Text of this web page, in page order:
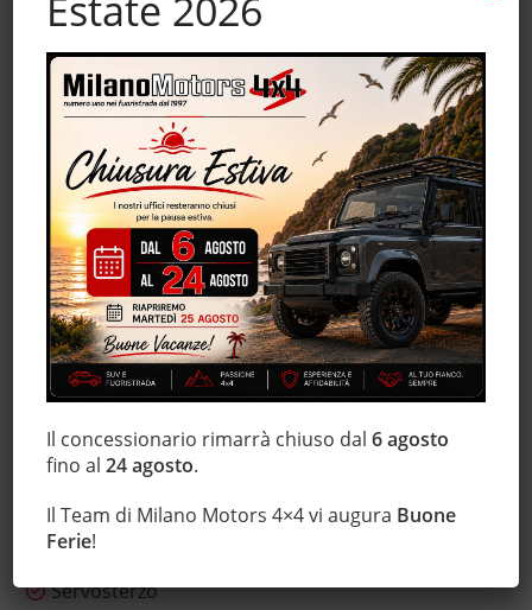
Chiusura centralizzata telecomandata
Climatizzatore
Controllo automatico clima
Controllo trazione
ESP
Fendinebbia
Hill holder
Immobilizzatore elettronico
Interni in pelle
Isofix
Leve al volante
Luci diurne
Marmitta catalitica
Monitoraggio pressione pneumatici
Regolazione elettrica sedili
Servosterzo
Il concessionario rimarrà chiuso dal6 agosto
fino al24 agosto.
Il Team di Milano Motors 4×4 vi augura Buone
Ferie!